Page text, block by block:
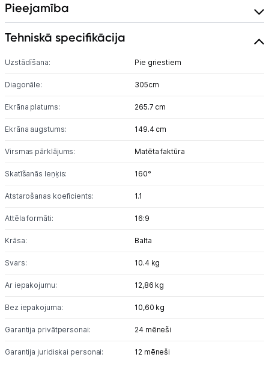
Piegāde un apmaksa
Tehnikas izvešana
Kontakti
Pieejamība
Tehniskā specifikācija
Uzstādīšana: Pie griestiem
Diagonāle: 305cm
Ekrāna platums: 265.7 cm
Ekrāna augstums: 149.4 cm
Virsmas pārklājums: Matēta faktūra
Skatīšanās leņķis: 160°
Atstarošanas koeficients: 1.1
Attēla formāti: 16:9
Krāsa: Balta
Svars: 10.4 kg
Ar iepakojumu: 12,86 kg
Bez iepakojuma: 10,60 kg
Garantija privātpersonai: 24 mēneši
Garantija juridiskai personai: 12 mēneši